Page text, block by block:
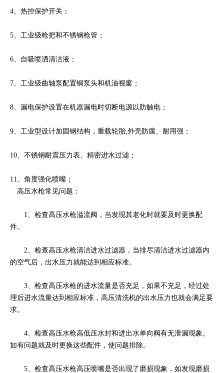
4、热控保护开关；
5、工业级枪把和不锈钢枪管；
6、自吸喷洒清洁液；
7、工业级曲轴泵配置铜泵头和机油视窗；
8、漏电保护设置在机器漏电时切断电源以防触电；
9、工业型设计加固钢结构，重载轮胎,外壳防腐、耐用强；
10、不锈钢耐震压力表、精密进水过滤；
11、角度强化喷嘴；
高压水枪常见问题：
1、检查高压水枪溢流阀，当发现其老化时就要及时更换配
件。
2、检查高压水枪清洁进水过滤器，当排尽清洁进水过滤器内
的空气后，出水压力就能达到相应标准。
3、检查高压水枪的进水流量是否充足，如果不充足，经过处
理后进水流量达到相应标准，高压清洗机的出水压力也就会满足要
求。
4、检查高压水枪高低压水封和进出水单向阀有无泄漏现象。
如有问题就及时更换这些配件，使问题排除。
5、检查高压水枪高压喷嘴是否出现了磨损现象，如发现磨损